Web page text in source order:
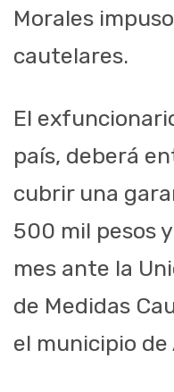
Morales
cautelares.
El
país, deberá
cubrir una
500 mil pesos
mes ante la
de Medidas
el municipio